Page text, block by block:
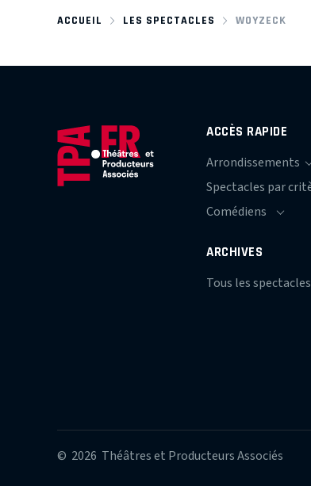
ACCUEIL LES SPECTACLES WOYZECK
ACCÈS RAPIDE
ARCHIVES
Tous les spectacles
© 2026 Théâtres et Producteurs Associés